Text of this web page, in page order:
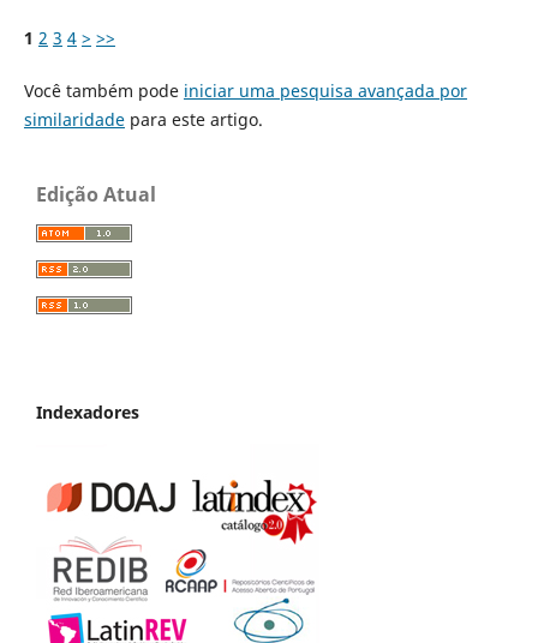
1 2 3 4 > >>
Você também pode iniciar uma pesquisa avançada por
similaridadepara este artigo.
Edição Atual
Indexadores